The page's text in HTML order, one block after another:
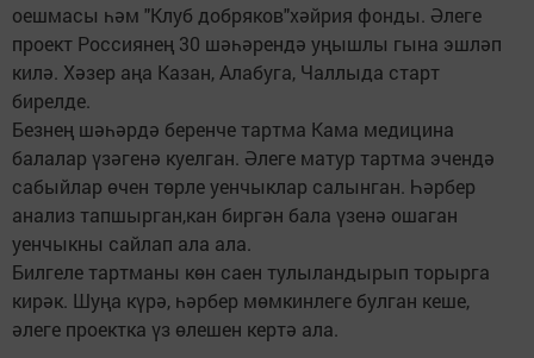
оешмасы һәм "Клуб добряков"хәйрия фонды. Әлеге
проект Россиянең 30 шәһәрендә уңышлы гына эшләп
килә. Хәзер аңа Казан, Алабуга, Чаллыда старт
бирелде.
Безнең шәһәрдә беренче тартма Кама медицина
балалар үзәгенә куелган. Әлеге матур тартма эчендә
сабыйлар өчен төрле уенчыклар салынган. Һәрбер
анализ тапшырган,кан биргән бала үзенә ошаган
уенчыкны сайлап ала ала.
Билгеле тартманы көн саен тулыландырып торырга
кирәк. Шуңа күрә, һәрбер мөмкинлеге булган кеше,
әлеге проектка үз өлешен кертә ала.